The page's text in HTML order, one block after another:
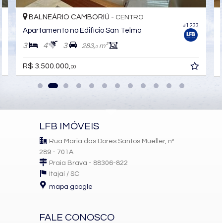
Piso Porcelanato
Piso Vinílico
Infra para Ar Split
Acabamento em Gesso
Fechadura Eletrônica
Área de Serviço
Living
Sacada / Varanda
Sala de Estar
Lavabo
Salão de Festas
Espaço Gourmet
Espaço Fitness
Medidores Individuais
Captação de Água
Câmeras de Segurança
#1.233
BALNEÁRIO CAMBORIÚ - CENTRO
Apartamento no Edifício San Telmo
3 4 3 283,0m²
R$ 3.500.000,00
LFB IMÓVEIS
Rua Maria das Dores Santos Mueller, nº
289 - 701A
Praia Brava - 88306-822
Itajaí / SC
mapa google
FALE CONOSCO